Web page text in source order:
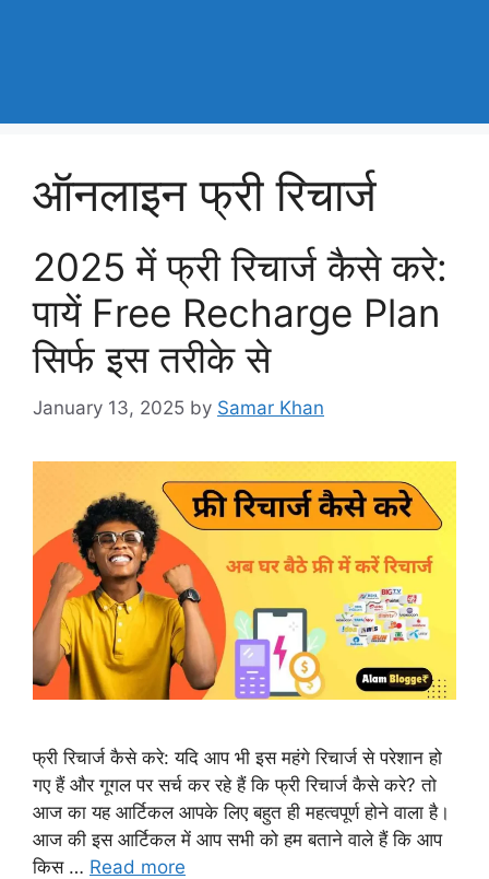
ऑनलाइन फ्री रिचार्ज
2025 में फ्री रिचार्ज कैसे करे:
पायें Free Recharge Plan
सिर्फ इस तरीके से
January 13, 2025 by Samar Khan
फ्री रिचार्ज कैसे करे: यदि आप भी इस महंगे रिचार्ज से परेशान हो
गए हैं और गूगल पर सर्च कर रहे हैं कि फ्री रिचार्ज कैसे करे? तो
आज का यह आर्टिकल आपके लिए बहुत ही महत्वपूर्ण होने वाला है।
आज की इस आर्टिकल में आप सभी को हम बताने वाले हैं कि आप
किस … Read more